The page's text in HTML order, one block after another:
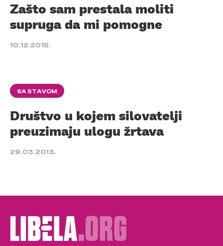
Zašto sam prestala moliti
supruga da mi pomogne
10.12.2015.
SA STAVOM
Društvo u kojem silovatelji
preuzimaju ulogu žrtava
29.03.2013.